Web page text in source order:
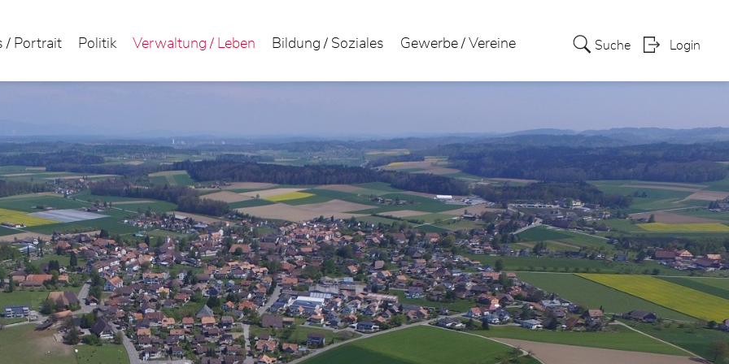
/ Portrait Politik Verwaltung / Leben Bildung / Soziales Gewerbe / Vereine Suche Login